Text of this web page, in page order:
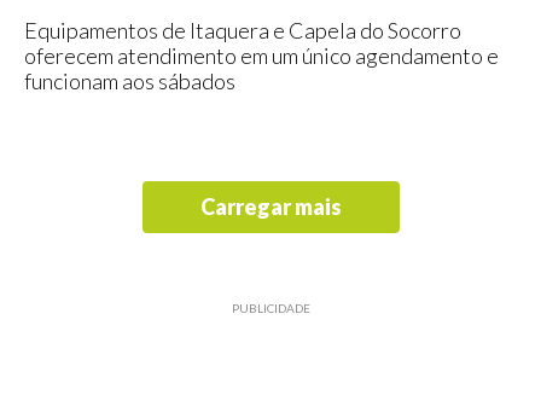
Equipamentos de Itaquera e Capela do Socorro
oferecem atendimento em um único agendamento e
funcionam aos sábados
Carregar mais
PUBLICIDADE